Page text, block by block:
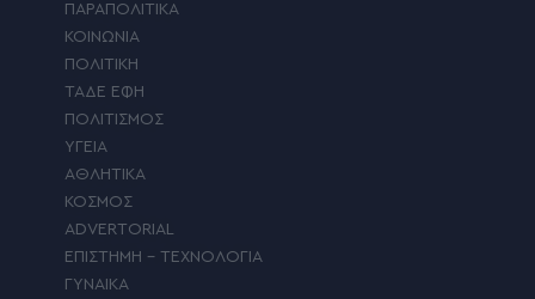
ΠΑΡΑΠΟΛΙΤΙΚΑ
ΚΟΙΝΩΝΙΑ
ΠΟΛΙΤΙΚΗ
ΤΑΔΕ ΕΦΗ
ΠΟΛΙΤΙΣΜΟΣ
ΥΓΕΙΑ
ΑΘΛΗΤΙΚΑ
ΚΟΣΜΟΣ
ADVERTORIAL
ΕΠΙΣΤΗΜΗ – ΤΕΧΝΟΛΟΓΙΑ
ΓΥΝΑΙΚΑ